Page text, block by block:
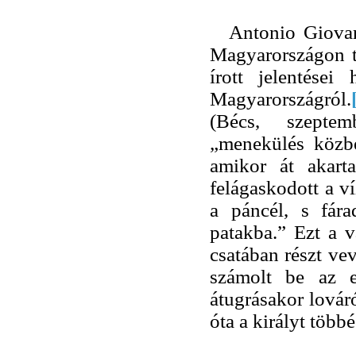
Antonio
Magyarországon
írott jelentései
Magyarországról.
(Bécs,
„menekülés
amikor át
felágaskodott a
a páncél, s
patakba.” Ezt a
csatában részt
számolt be az
átugrásakor
óta a királyt